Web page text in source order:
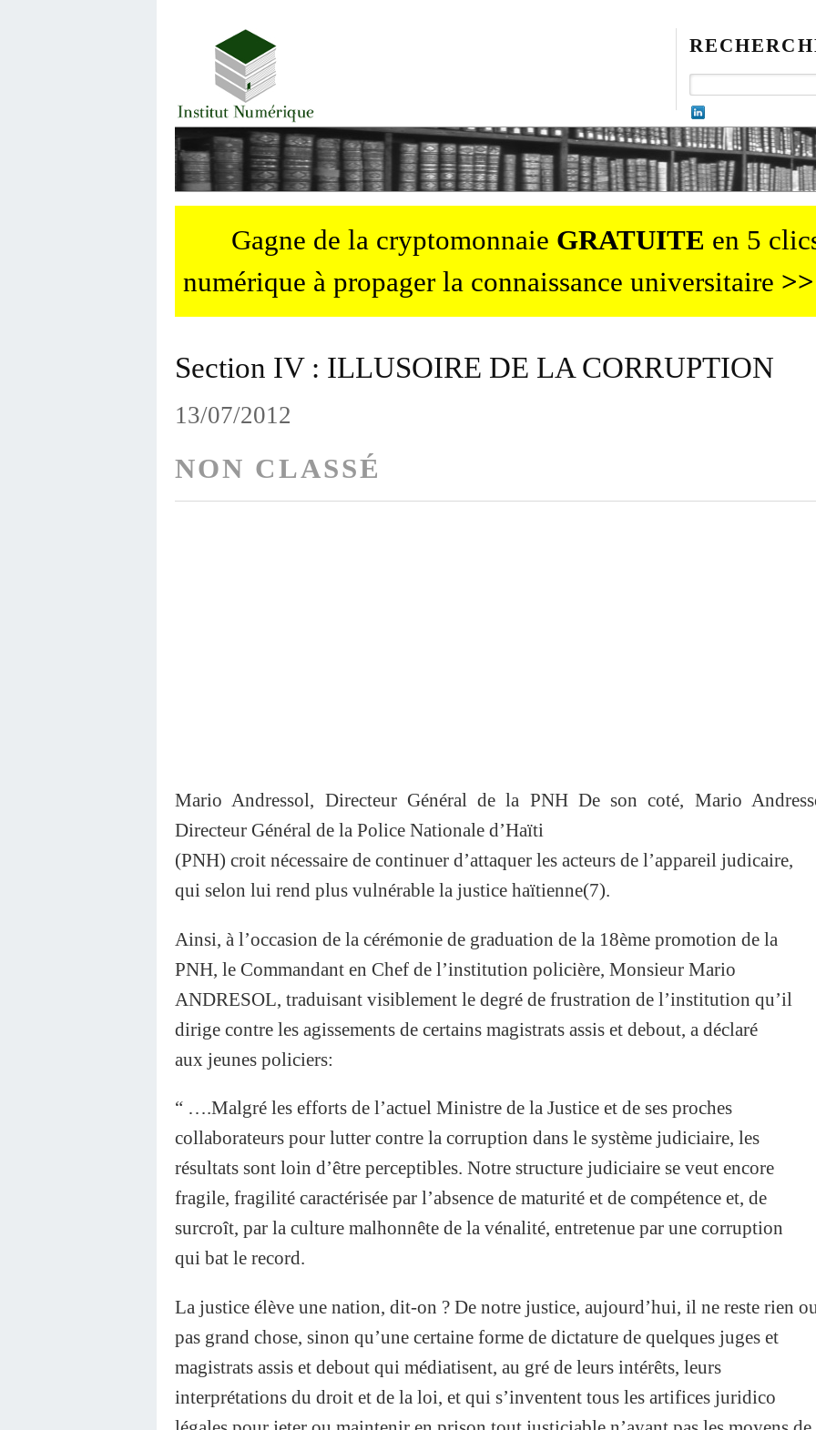
Gagne de la cryptomonnaie GRATUITE en 5
numérique à propager la connaissance universitaire
Section IV : ILLUSOIRE DE LA CORRUPTION
13/07/2012
NON CLASSÉ
Mario Andressol, Directeur Général de la PNH De son coté, Mario
Directeur Général de la Police Nationale d’Haïti
(PNH) croit nécessaire de continuer d’attaquer les acteurs de l’appareil judicaire,
qui selon lui rend plus vulnérable la justice haïtienne(7).
Ainsi, à l’occasion de la cérémonie de graduation de la 18ème promotion de la
PNH, le Commandant en Chef de l’institution policière, Monsieur Mario
ANDRESOL, traduisant visiblement le degré de frustration de l’institution qu’il
dirige contre les agissements de certains magistrats assis et debout, a déclaré
aux jeunes policiers:
“ ….Malgré les efforts de l’actuel Ministre de la Justice et de ses proches
collaborateurs pour lutter contre la corruption dans le système judiciaire, les
résultats sont loin d’être perceptibles. Notre structure judiciaire se veut encore
fragile, fragilité caractérisée par l’absence de maturité et de compétence et, de
surcroît, par la culture malhonnête de la vénalité, entretenue par une corruption
qui bat le record.
La justice élève une nation, dit-on ? De notre justice, aujourd’hui, il ne reste rien
pas grand chose, sinon qu’une certaine forme de dictature de quelques juges et
magistrats assis et debout qui médiatisent, au gré de leurs intérêts, leurs
interprétations du droit et de la loi, et qui s’inventent tous les artifices juridico